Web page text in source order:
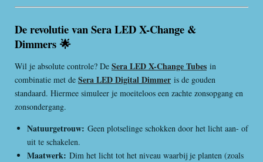
De revolutie van Sera LED X-Change &
Dimmers 🌟
Wil je absolute controle? De Sera LED X-Change Tubes in
combinatie met de Sera LED Digital Dimmer is de gouden
standaard. Hiermee simuleer je moeiteloos een zachte zonsopgang en
zonsondergang.
Natuurgetrouw: Geen plotselinge schokken door het licht aan- of
uit te schakelen.
Maatwerk: Dim het licht tot het niveau waarbij je planten (zoals